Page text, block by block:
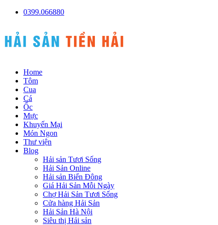
0399.066880
Home
Tôm
Cua
Cá
Ốc
Mực
Khuyến Mại
Món Ngon
Thư viện
Blog
Hải sản Tươi Sống
Hải Sản Online
Hải sản Biển Đông
Giá Hải Sản Mỗi Ngày
Chợ Hải Sản Tươi Sống
Cửa hàng Hải Sản
Hải Sản Hà Nội
Siêu thị Hải sản